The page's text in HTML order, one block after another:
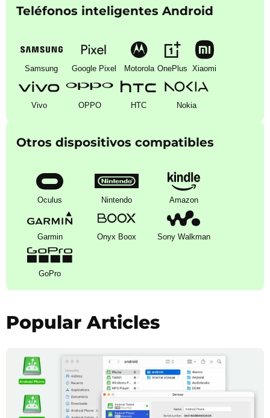
Teléfonos inteligentes Android
Samsung Google Pixel Motorola OnePlus Xiaomi
Vivo OPPO HTC Nokia
Otros dispositivos compatibles
Oculus Nintendo Amazon
Garmin Onyx Boox Sony Walkman
GoPro
Popular Articles